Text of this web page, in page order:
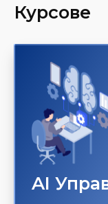
Курсове
AI